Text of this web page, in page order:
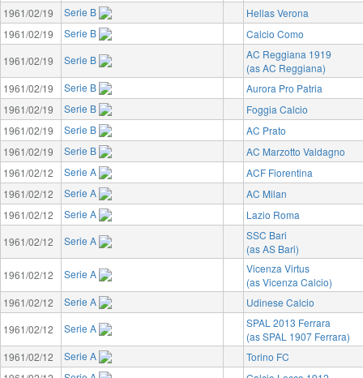
1961/02/19
Serie B
Hellas Verona
1961/02/19
Serie B
Calcio Como
1961/02/19
Serie B
AC Reggiana 1919
(as AC Reggiana)
1961/02/19
Serie B
Aurora Pro Patria
1961/02/19
Serie B
Foggia Calcio
1961/02/19
Serie B
AC Prato
1961/02/19
Serie B
AC Marzotto Valdagno
1961/02/12
Serie A
ACF Fiorentina
1961/02/12
Serie A
AC Milan
1961/02/12
Serie A
Lazio Roma
1961/02/12
Serie A
SSC Bari
(as AS Bari)
1961/02/12
Serie A
Vicenza Virtus
(as Vicenza Calcio)
1961/02/12
Serie A
Udinese Calcio
1961/02/12
Serie A
SPAL 2013 Ferrara
(as SPAL 1907 Ferrara)
1961/02/12
Serie A
Torino FC